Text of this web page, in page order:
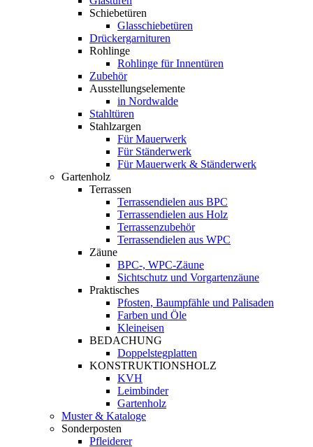
Schiebetüren
Glasschiebetüren
Drückergarnituren
Rohlinge
Rohlinge für Innentüren
Zubehör
Ausstellungselemente
in Nordwalde
Stahltüren
Stahlzargen
Für Mauerwerk
Für Ständerwerk
Für Mauerwerk & Ständerwerk
Gartenholz
Terrassen
Terrassendielen aus BPC
Terrassendielen aus Holz
Terrassenzubehör
Terrassendielen aus WPC
Zäune
BPC-, WPC-Zäune
Sichtschutz und Vorgartenzäune
Praktisches
Pfosten, Baumpfähle und Palisaden
Farben und Öle
Kleineisen
BEDACHUNG
Doppelstegplatten
KONSTRUKTIONSHOLZ
KVH
Leimbinder
Gartenholz
Muster & Kataloge
Sonderposten
Pfleiderer